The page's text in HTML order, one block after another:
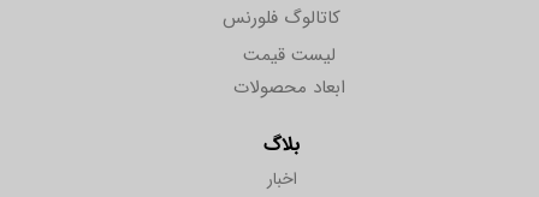
کاتالوگ فلورنس
بلاگ
اخبار
ابعاد محصولات
لیست قیمت